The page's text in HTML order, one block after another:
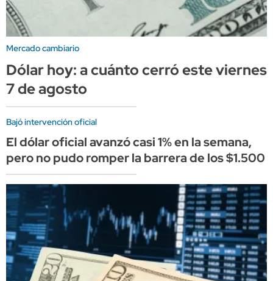
Mercado cambiario
Dólar hoy: a cuánto cerró este viernes
7 de agosto
Bajó intervención oficial
El dólar oficial avanzó casi 1% en la semana,
pero no pudo romper la barrera de los $1.500